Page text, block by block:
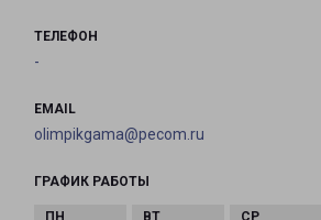
ТЕЛЕФОН
-
EMAIL
olimpikgama@pecom.ru
ГРАФИК РАБОТЫ